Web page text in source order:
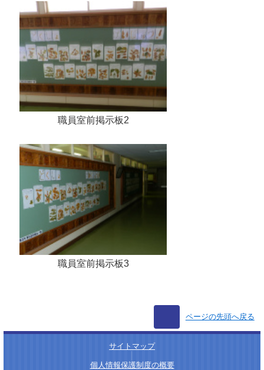
職員室前掲示板2
職員室前掲示板3
ページの先頭へ戻る
サイトマップ
個人情報保護制度の概要